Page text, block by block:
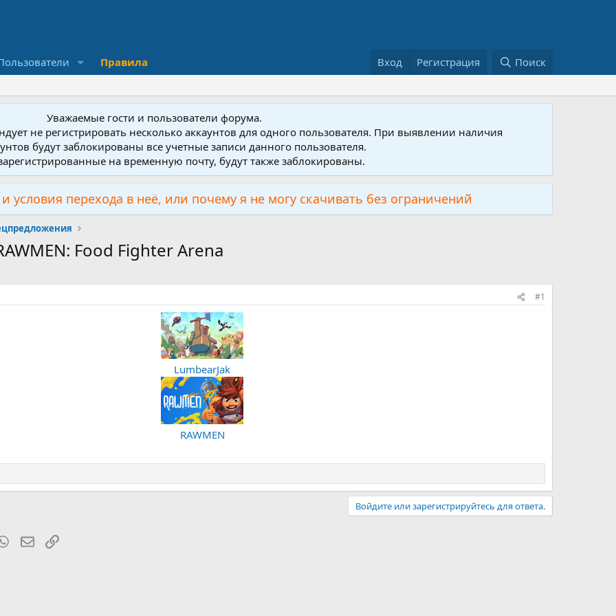
Правила Вход Регистрация Поиск
Уважаемые гости и пользователи форума.
не регистрировать несколько аккаунтов для одного пользователя. При выявлении наличия
будут заблокированы все учетные записи данного пользователя.
на временную почту, будут также заблокированы.
условия перехода в неё, или почему я не могу скачивать без ограничений
Food Fighter Arena
#1
LumbearJak
RAWMEN
Войдите или зарегистрируйтесь для ответа.
WhatsApp
Электронная почта
Ссылка